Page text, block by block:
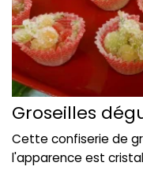
Groseilles
Cette confiserie de
l'apparence est